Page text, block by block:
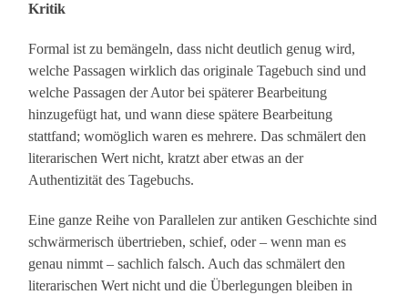
Kritik
Formal ist zu bemängeln, dass nicht deutlich genug wird,
welche Passagen wirklich das originale Tagebuch sind und
welche Passagen der Autor bei späterer Bearbeitung
hinzugefügt hat, und wann diese spätere Bearbeitung
stattfand; womöglich waren es mehrere. Das schmälert den
literarischen Wert nicht, kratzt aber etwas an der
Authentizität des Tagebuchs.
Eine ganze Reihe von Parallelen zur antiken Geschichte sind
schwärmerisch übertrieben, schief, oder – wenn man es
genau nimmt – sachlich falsch. Auch das schmälert den
literarischen Wert nicht und die Überlegungen bleiben in